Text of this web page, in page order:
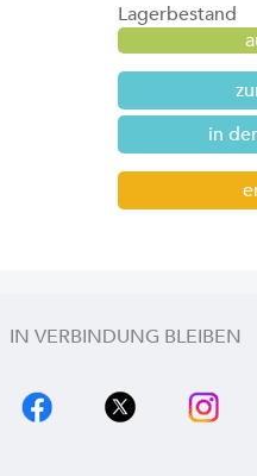
Lagerbestand
IN VERBINDUNG BLEIBEN